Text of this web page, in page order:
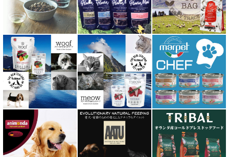
ビィ・ナチュラル be-NatuRal
ヒマラヤ ドッグ チーズ チュウ
ファープラスト 歯みがきガム
フィッシュ4 ペットフード正規品
フィールドエイト
フォルツァ10 FORZA10
プライムケイズ さかい企画